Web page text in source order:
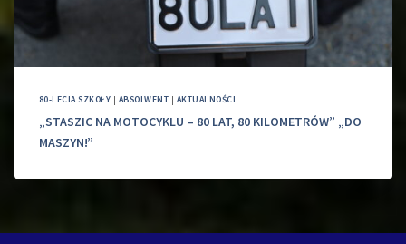
80-LECIA SZKOŁY | ABSOLWENT | AKTUALNOŚCI
„STASZIC NA MOTOCYKLU – 80 LAT, 80 KILOMETRÓW” „DO
MASZYN!”